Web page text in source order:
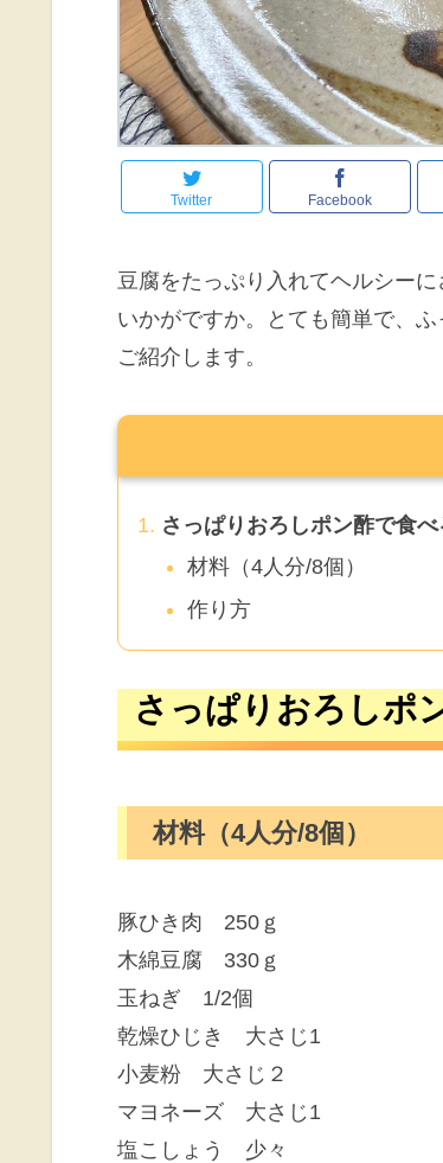
Twitter Facebook
豆腐をたっぷり入れてヘルシー
いかがですか。とても簡単で、
ご紹介します。
さっぱりおろしポン酢で食べ
材料（4人分/8個）
作り方
さっぱりおろしポ
材料（4人分/8個）
豚ひき肉 250ｇ
木綿豆腐 330ｇ
玉ねぎ 1/2個
乾燥ひじき 大さじ1
小麦粉 大さじ２
マヨネーズ 大さじ1
塩こしょう 少々